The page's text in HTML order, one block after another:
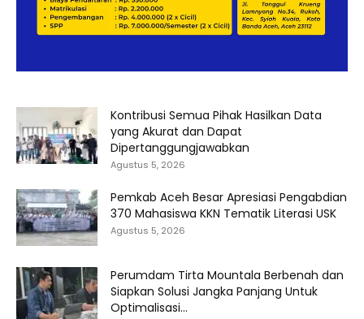
Kontribusi Semua Pihak Hasilkan Data
yang Akurat dan Dapat
Dipertanggungjawabkan
Agustus 5, 2026
Pemkab Aceh Besar Apresiasi Pengabdian
370 Mahasiswa KKN Tematik Literasi USK
Agustus 5, 2026
Perumdam Tirta Mountala Berbenah dan
Siapkan Solusi Jangka Panjang Untuk
Optimalisasi...